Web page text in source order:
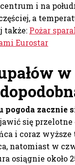
i na
a
także: Pożar
Eurostar
pogoda zacznie
się
i coraz
natomiast w
osiągnie około